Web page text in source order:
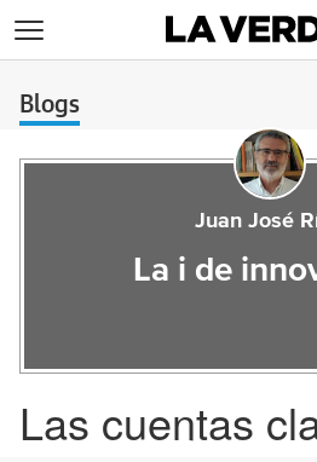
Blogs
Juan José
La i de
Las cuentas